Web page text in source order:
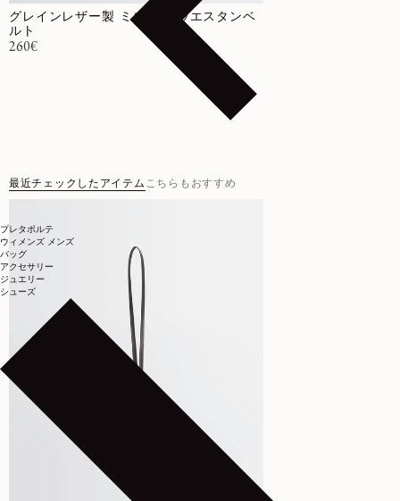
プレタポルテ
ウィメンズ メンズ
バッグ
アクセサリー
ジュエリー
シューズ
グレインレザー製 ミニマル ウエスタンベ
ルト
通常価格
260€
最近チェックしたアイテム こちらもおすすめ